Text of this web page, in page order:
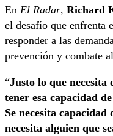
En El Radar, Richard
el desafío que enfrenta
responder a las
prevención y combate
“Justo lo que necesita
tener esa capacidad
Se necesita
necesita alguien que